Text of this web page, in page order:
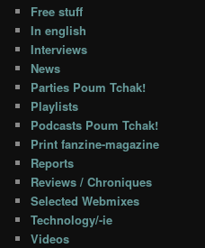
Free stuff
In english
Interviews
News
Parties Poum Tchak!
Playlists
Podcasts Poum Tchak!
Print fanzine-magazine
Reports
Reviews / Chroniques
Selected Webmixes
Technology/-ie
Videos